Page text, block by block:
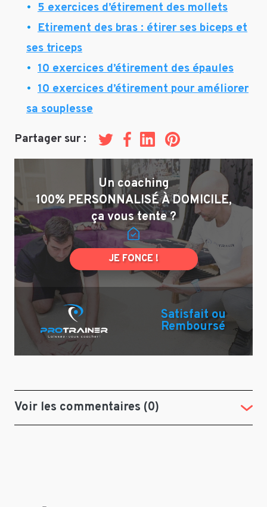
5 exercices d’étirement des mollets
Etirement des bras : étirer ses biceps et
ses triceps
10 exercices d’étirement des épaules
10 exercices d’étirement pour améliorer
sa souplesse
Partager sur : TwitterFacebook
LinkedInPinterest
Un coaching
100% PERSONNALISÉ À DOMICILE,
ça vous tente ?
JE FONCE !
Satisfait ou
Remboursé
Voir les commentaires (0)